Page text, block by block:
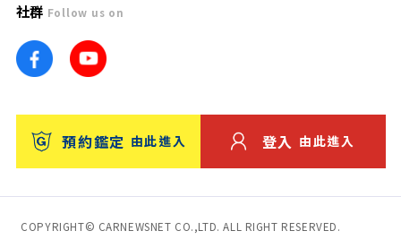
團隊
車訊網
台灣優良中古車商大獎
找好店
找海外車
消費者評價
保固
廣告合作
社群 Follow us on
預約鑑定 由此進入 登入 由此進入
COPYRIGHT© CARNEWSNET CO.,LTD. ALL RIGHT RESERVED.